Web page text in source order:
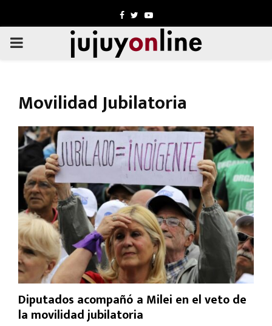
Facebook
TwitterYoutube
PRIMARY
Movilidad Jubilatoria
Diputados acompañó a Milei en el veto de
la movilidad jubilatoria